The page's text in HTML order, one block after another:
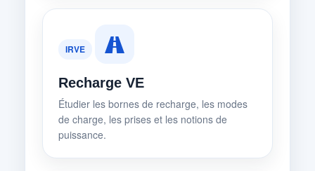
IRVE
Recharge VE
Étudier les bornes de recharge, les modes
de charge, les prises et les notions de
puissance.